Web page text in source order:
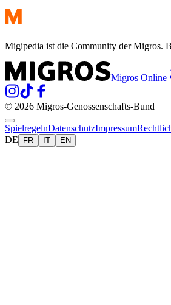
Migipedia ist die Community der Migros.
Migros Online
© 2026 Migros-Genossenschafts-Bund
SpielregelnDatenschutzImpressum
DE
FR IT EN